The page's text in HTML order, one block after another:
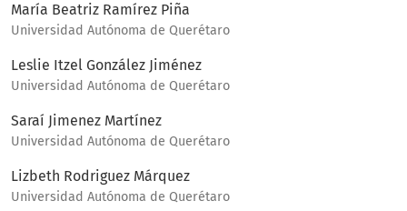
María Beatriz Ramírez Piña
Universidad Autónoma de Querétaro
Leslie Itzel González Jiménez
Universidad Autónoma de Querétaro
Saraí Jimenez Martínez
Universidad Autónoma de Querétaro
Lizbeth Rodriguez Márquez
Universidad Autónoma de Querétaro